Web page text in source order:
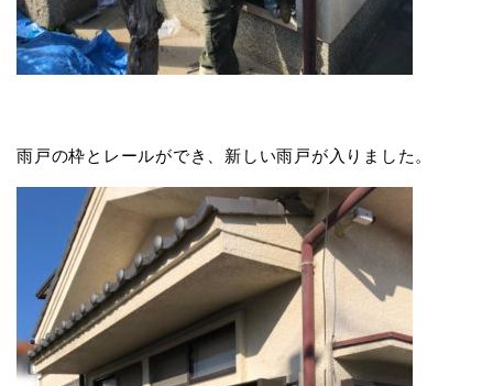
雨戸の枠とレールができ、新しい雨戸が入りました。